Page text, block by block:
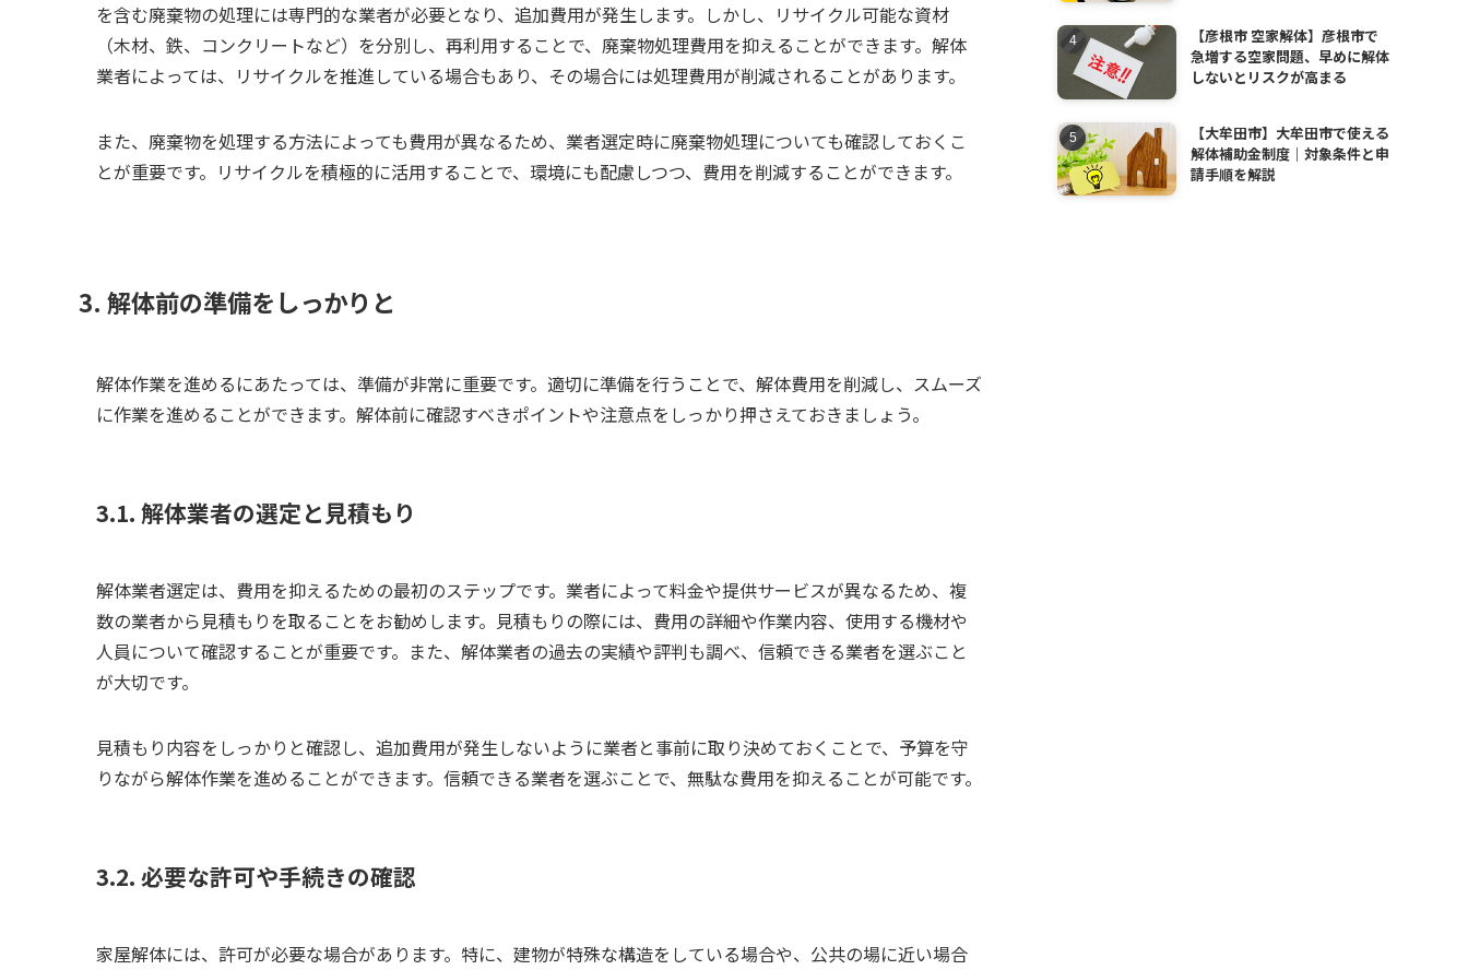
を含む廃棄物の処理には専門的な業者が必要となり、追加費用が発生します。しかし、リサイクル可能な資材
（木材、鉄、コンクリートなど）を分別し、再利用することで、廃棄物処理費用を抑えることができます。解体
業者によっては、リサイクルを推進している場合もあり、その場合には処理費用が削減されることがあります。
また、廃棄物を処理する方法によっても費用が異なるため、業者選定時に廃棄物処理についても確認しておくこ
とが重要です。リサイクルを積極的に活用することで、環境にも配慮しつつ、費用を削減することができます。
3. 解体前の準備をしっかりと
解体作業を進めるにあたっては、準備が非常に重要です。適切に準備を行うことで、解体費用を削減し、スムーズ
に作業を進めることができます。解体前に確認すべきポイントや注意点をしっかり押さえておきましょう。
3.1. 解体業者の選定と見積もり
解体業者選定は、費用を抑えるための最初のステップです。業者によって料金や提供サービスが異なるため、複
数の業者から見積もりを取ることをお勧めします。見積もりの際には、費用の詳細や作業内容、使用する機材や
人員について確認することが重要です。また、解体業者の過去の実績や評判も調べ、信頼できる業者を選ぶこと
が大切です。
見積もり内容をしっかりと確認し、追加費用が発生しないように業者と事前に取り決めておくことで、予算を守
りながら解体作業を進めることができます。信頼できる業者を選ぶことで、無駄な費用を抑えることが可能です。
3.2. 必要な許可や手続きの確認
家屋解体には、許可が必要な場合があります。特に、建物が特殊な構造をしている場合や、公共の場に近い場合
【彦根市 空家解体】彦根市で
急増する空家問題、早めに解体
しないとリスクが高まる
【大牟田市】大牟田市で使える
解体補助金制度｜対象条件と申
請手順を解説